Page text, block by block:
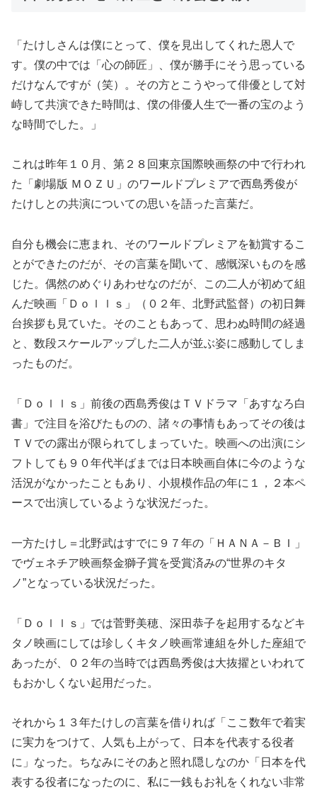
「たけしさんは僕にとって、僕を見出してくれた恩人で
す。僕の中では「心の師匠」、僕が勝手にそう思っている
だけなんですが（笑）。その方とこうやって俳優として対
峙して共演できた時間は、僕の俳優人生で一番の宝のよう
な時間でした。」
これは昨年１０月、第２８回東京国際映画祭の中で行われ
た「劇場版 ＭＯＺＵ」のワールドプレミアで西島秀俊が
たけしとの共演についての思いを語った言葉だ。
自分も機会に恵まれ、そのワールドプレミアを勧賞するこ
とができたのだが、その言葉を聞いて、感慨深いものを感
じた。偶然のめぐりあわせなのだが、この二人が初めて組
んだ映画「Ｄｏｌｌｓ」（０２年、北野武監督）の初日舞
台挨拶も見ていた。そのこともあって、思わぬ時間の経過
と、数段スケールアップした二人が並ぶ姿に感動してしま
ったものだ。
「Ｄｏｌｌｓ」前後の西島秀俊はＴＶドラマ「あすなろ白
書」で注目を浴びたものの、諸々の事情もあってその後は
ＴＶでの露出が限られてしまっていた。映画への出演にシ
フトしても９０年代半ばまでは日本映画自体に今のような
活況がなかったこともあり、小規模作品の年に１，２本ペ
ースで出演しているような状況だった。
一方たけし＝北野武はすでに９７年の「ＨＡＮＡ－ＢＩ」
でヴェネチア映画祭金獅子賞を受賞済みの“世界のキタ
ノ”となっている状況だった。
「Ｄｏｌｌｓ」では菅野美穂、深田恭子を起用するなどキ
タノ映画にしては珍しくキタノ映画常連組を外した座組で
あったが、０２年の当時では西島秀俊は大抜擢といわれて
もおかしくない起用だった。
それから１３年たけしの言葉を借りれば「ここ数年で着実
に実力をつけて、人気も上がって、日本を代表する役者
に」なった。ちなみにそのあと照れ隠しなのか「日本を代
表する役者になったのに、私に一銭もお礼をくれない非常